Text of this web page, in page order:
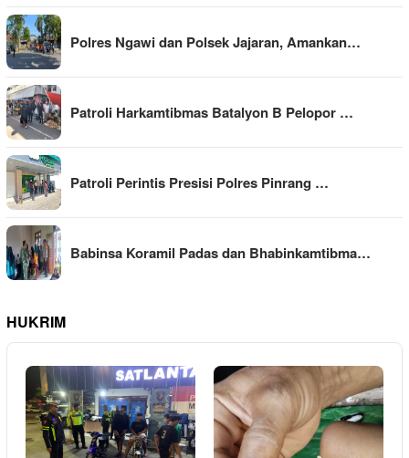
Polres Ngawi dan Polsek Jajaran, Amankan…
Patroli Harkamtibmas Batalyon B Pelopor …
Patroli Perintis Presisi Polres Pinrang …
Babinsa Koramil Padas dan Bhabinkamtibma…
HUKRIM